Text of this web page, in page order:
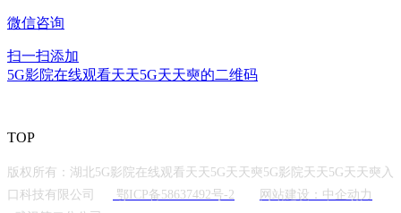
微信咨询
扫一扫添加
5G影院在线观看天天5G天天奭的二维码
TOP
版权所有：湖北5G影院在线观看天天5G天天奭5G影院天天5G天天奭入
口科技有限公司
鄂ICP备58637492号-2
网站建设：中企动力